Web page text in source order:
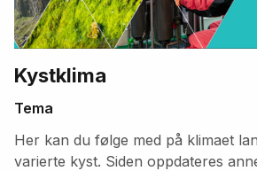
Kystklima
Tema
Her kan du følge med på klimaet
varierte kyst. Siden oppdateres